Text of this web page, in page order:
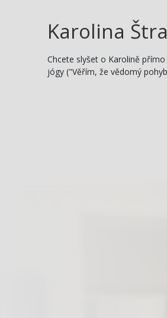
Karolina
Chcete slyšet o Karolině
jógy ("Věřím, že vědomý